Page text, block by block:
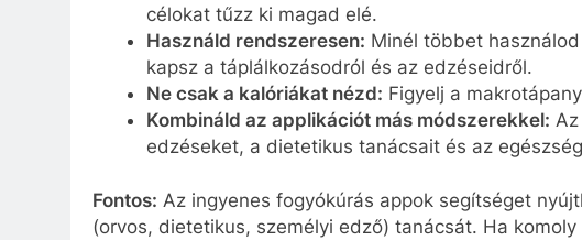
célokat tűzz ki magad elé.
Használd rendszeresen: Minél többet
kapsz a táplálkozásodról és az edzéseidről.
Ne csak a kalóriákat nézd: Figyelj a
Kombináld az applikációt más módszerekkel:
edzéseket, a dietetikus tanácsait és az
Fontos: Az ingyenes fogyókúrás appok segítséget
(orvos, dietetikus, személyi edző) tanácsát. Ha